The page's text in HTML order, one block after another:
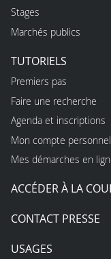
Stages
Marchés publics
TUTORIELS
Premiers pas
Faire une recherche
Agenda et inscriptions
Mon compte personnel
Mes démarches en
ACCÉDER À LA
CONTACT PRESSE
USAGES